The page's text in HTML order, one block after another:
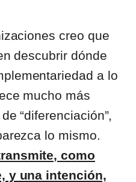
creo que
descubrir dónde
a lo
mucho más
“diferenciación”,
lo mismo.
como
y una intención,